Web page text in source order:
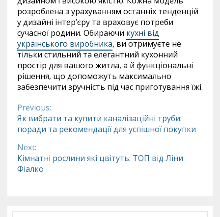
розроблена з урахуванням останніх тенденцій
у дизайні інтер’єру та враховує потреби
сучасної родини. Обираючи кухні від
українського виробника, ви отримуєте не
тільки стильний та елегантний кухонний
простір для вашого житла, а й функціональні
рішення, що допоможуть максимально
забезпечити зручність під час приготування їжі.
Continue
Reading
Previous:
Як вибрати та купити каналізаційні труби:
поради та рекомендації для успішної покупки
Next:
Кімнатні рослини які цвітуть: ТОП від Ліни
Фіалко